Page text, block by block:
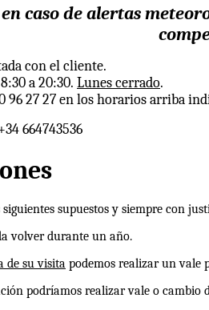
caso de alertas
con el cliente.
a 20:30. Lunes cerrado.
27 27 en los horarios arriba
664743536
supuestos y siempre con
volver durante un año.
de su visita podemos realizar un vale
podríamos realizar vale o cambio